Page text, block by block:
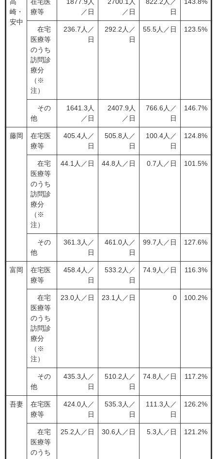
崎・
安中
療等
／日
／日
日
在宅
医療等
のうち
訪問診
療分
（※
注）
236.7人／
日
292.2人／
日
55.5人／日 123.5%
その
他
1641.3人
／日
2407.9人
／日
766.6人／
日
146.7%
藤岡
在宅医
療等
405.4人／
日
505.8人／
日
100.4人／
日
124.8%
在宅
医療等
のうち
訪問診
療分
（※
注）
44.1人／日 44.8人／日 0.7人／日 101.5%
その
他
361.3人／
日
461.0人／
日
99.7人／日 127.6%
富岡
在宅医
療等
458.4人／
日
533.2人／
日
74.9人／日 116.3%
在宅
医療等
のうち
訪問診
療分
（※
注）
23.0人／日 23.1人／日 0 100.2%
その
他
435.3人／
日
510.2人／
日
74.8人／日 117.2%
吾妻
在宅医
療等
424.0人／
日
535.3人／
日
111.3人／
日
126.2%
在宅
医療等
のうち
25.2人／日 30.6人／日 5.3人／日 121.2%